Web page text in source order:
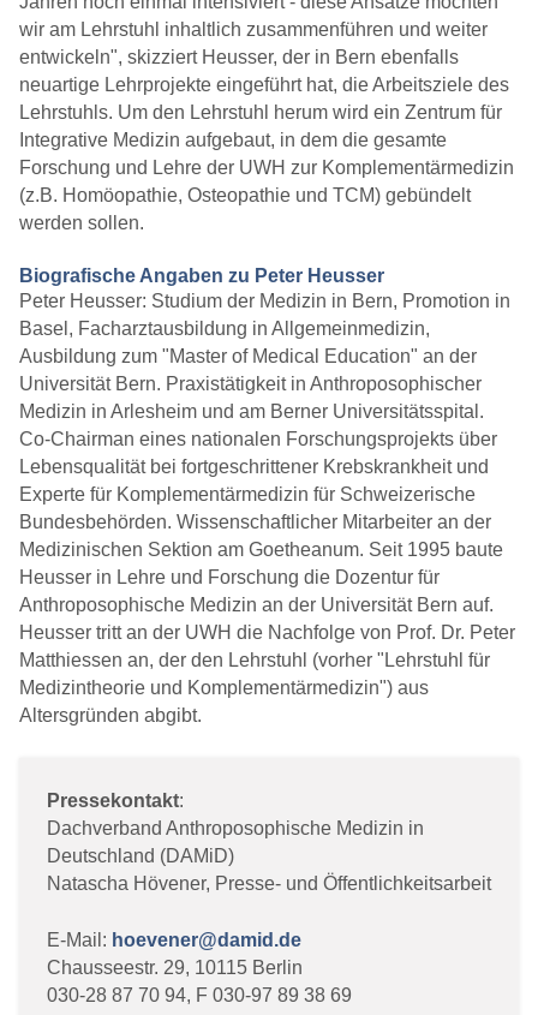
wir am Lehrstuhl inhaltlich zusammenführen und weiter
entwickeln", skizziert Heusser, der in Bern ebenfalls
neuartige Lehrprojekte eingeführt hat, die Arbeitsziele des
Lehrstuhls. Um den Lehrstuhl herum wird ein Zentrum für
Integrative Medizin aufgebaut, in dem die gesamte
Forschung und Lehre der UWH zur Komplementärmedizin
(z.B. Homöopathie, Osteopathie und TCM) gebündelt
werden sollen.
Biografische Angaben zu Peter Heusser
Peter Heusser: Studium der Medizin in Bern, Promotion in
Basel, Facharztausbildung in Allgemeinmedizin,
Ausbildung zum "Master of Medical Education" an der
Universität Bern. Praxistätigkeit in Anthroposophischer
Medizin in Arlesheim und am Berner Universitätsspital.
Co-Chairman eines nationalen Forschungsprojekts über
Lebensqualität bei fortgeschrittener Krebskrankheit und
Experte für Komplementärmedizin für Schweizerische
Bundesbehörden. Wissenschaftlicher Mitarbeiter an der
Medizinischen Sektion am Goetheanum. Seit 1995 baute
Heusser in Lehre und Forschung die Dozentur für
Anthroposophische Medizin an der Universität Bern auf.
Heusser tritt an der UWH die Nachfolge von Prof. Dr. Peter
Matthiessen an, der den Lehrstuhl (vorher "Lehrstuhl für
Medizintheorie und Komplementärmedizin") aus
Altersgründen abgibt.
Pressekontakt:
Dachverband Anthroposophische Medizin in
Deutschland (DAMiD)
Natascha Hövener, Presse- und Öffentlichkeitsarbeit
E-Mail: hoevener@damid.de
Chausseestr. 29, 10115 Berlin
030-28 87 70 94, F 030-97 89 38 69